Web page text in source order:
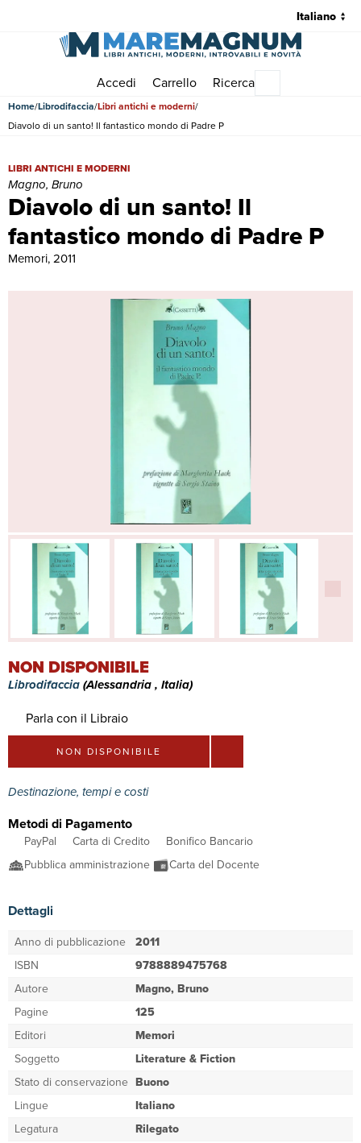
Accedi Carrello Ricerca
Home Librodifaccia Libri antichi e moderni
Diavolo di un santo! Il fantastico mondo di Padre P
Diavolo di un santo! Il
fantastico mondo di Padre P
Diavolo di un santo! Il fantastico mondo di Padre P | Libri antichi e
LIBRI ANTICHI E MODERNI
Magno, Bruno
Memori, 2011
NON DISPONIBILE
Librodifaccia(Alessandria , Italia)
Parla con il Libraio
NON DISPONIBILE
Destinazione, tempi e costi
Metodi di Pagamento
PayPal Carta di Credito
Bonifico Bancario
Pubblica amministrazione
Carta del Docente
Dettagli
Anno di pubblicazione 2011
ISBN
9788889475768
Autore
Magno, Bruno
Pagine
125
Editori
Memori
Soggetto
Literature & Fiction
Stato di conservazione Buono
Lingue
Italiano
Legatura
Rilegato